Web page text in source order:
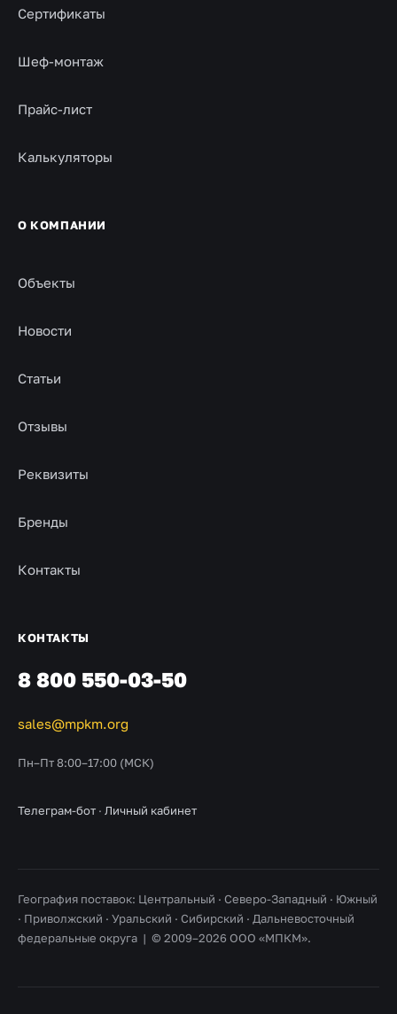
Сертификаты
Шеф-монтаж
Прайс-лист
Калькуляторы
О КОМПАНИИ
Объекты
Новости
Статьи
Отзывы
Реквизиты
Бренды
Контакты
КОНТАКТЫ
8 800 550-03-50
sales@mpkm.org
Пн–Пт 8:00–17:00 (МСК)
Телеграм-бот · Личный кабинет
География поставок: Центральный · Северо-Западный · Южный
· Приволжский · Уральский · Сибирский · Дальневосточный
федеральные округа | © 2009–2026 ООО «МПКМ».